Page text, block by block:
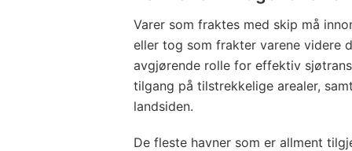
Varer som fraktes med skip må
eller tog som frakter varene videre
avgjørende rolle for effektiv
tilgang på tilstrekkelige arealer,
landsiden.
De fleste havner som er allment